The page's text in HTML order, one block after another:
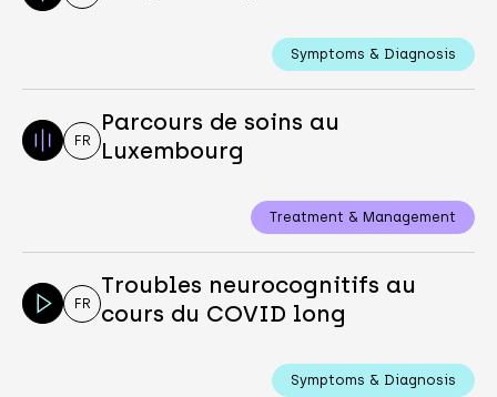
Symptoms & Diagnosis
FR
Parcours de soins au
Luxembourg
Treatment & Management
FR
Troubles neurocognitifs au
cours du COVID long
Symptoms & Diagnosis